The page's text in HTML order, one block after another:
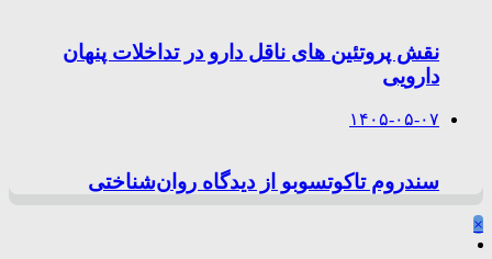
نقش پروتئین های ناقل دارو در تداخلات پنهان
دارویی
۱۴۰۵-۰۵-۰۷
سندروم تاکوتسوبو از دیدگاه روان‌شناختی
×